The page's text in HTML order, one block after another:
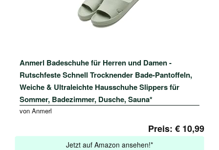
Anmerl Badeschuhe für Herren und Damen -
Rutschfeste Schnell Trocknender Bade-Pantoffeln,
Weiche & Ultraleichte Hausschuhe Slippers für
Sommer, Badezimmer, Dusche, Sauna*
von Anmerl
Preis: € 10,99
Jetzt auf Amazon ansehen!*